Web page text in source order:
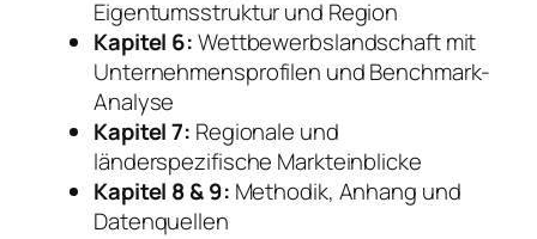
Eigentumsstruktur und Region
Kapitel 6:Wettbewerbslandschaft mit
Unternehmensprofilen und Benchmark-
Analyse
Kapitel 7: Regionale und
länderspezifische Markteinblicke
Kapitel 8 & 9: Methodik, Anhang und
Datenquellen